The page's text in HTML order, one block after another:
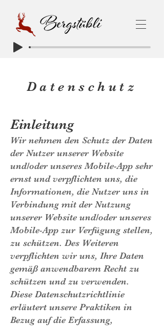
Datenschutz
Einleitung
Wir nehmen den Schutz der Daten
der Nutzer unserer Website
und/oder unseres Mobile-App sehr
ernst und verpflichten uns, die
Informationen, die Nutzer uns in
Verbindung mit der Nutzung
unserer Website und/oder unseres
Mobile-App zur Verfügung stellen,
zu schützen. Des Weiteren
verpflichten wir uns, Ihre Daten
gemäß anwendbarem Recht zu
schützen und zu verwenden.
Diese Datenschutzrichtlinie
erläutert unsere Praktiken in
Bezug auf die Erfassung,